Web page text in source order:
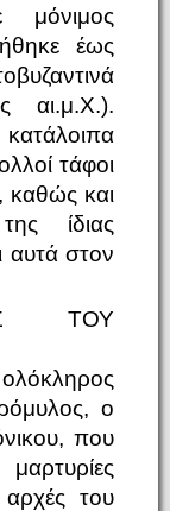
μόνιμος
έως
αι.μ.Χ.).
τάφοι
καθώς και
ίδιας
αυτά στον
ΤΟΥ
ο
που
αρχές του